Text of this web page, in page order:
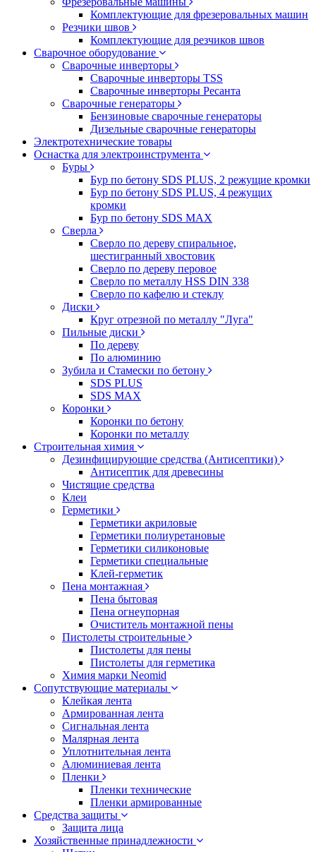
Комплектующие для фрезеровальных машин
Резчики швов
Комплектующие для резчиков швов
Сварочное оборудование
Сварочные инверторы
Сварочные инверторы TSS
Сварочные инверторы Ресанта
Сварочные генераторы
Бензиновые сварочные генераторы
Дизельные сварочные генераторы
Электротехнические товары
Оснастка для электроинструмента
Буры
Бур по бетону SDS PLUS, 2 режущие кромки
Бур по бетону SDS PLUS, 4 режущих
кромки
Бур по бетону SDS MAX
Сверла
Сверло по дереву спиральное,
шестигранный хвостовик
Сверло по дереву перовое
Сверло по металлу HSS DIN 338
Сверло по кафелю и стеклу
Диски
Круг отрезной по металлу "Луга"
Пильные диски
По дереву
По алюминию
Зубила и Стамески по бетону
SDS PLUS
SDS MAX
Коронки
Коронки по бетону
Коронки по металлу
Строительная химия
Дезинфицирующие средства (Антисептики)
Антисептик для древесины
Чистящие средства
Клеи
Герметики
Герметики акриловые
Герметики полиуретановые
Герметики силиконовые
Герметики специальные
Клей-герметик
Пена монтажная
Пена бытовая
Пена огнеупорная
Очиститель монтажной пены
Пистолеты строительные
Пистолеты для пены
Пистолеты для герметика
Химия марки Neomid
Сопутствующие материалы
Клейкая лента
Армированная лента
Сигнальная лента
Малярная лента
Уплотнительная лента
Алюминиевая лента
Пленки
Пленки технические
Пленки армированные
Средства защиты
Защита лица
Хозяйственные принадлежности